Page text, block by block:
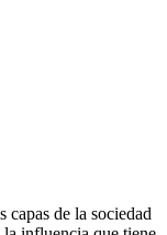
capas de la sociedad